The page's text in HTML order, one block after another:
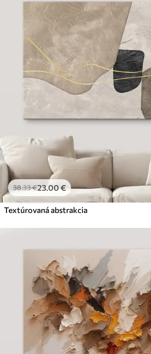
38.33€23.00€
Textúrovaná abstrakcia